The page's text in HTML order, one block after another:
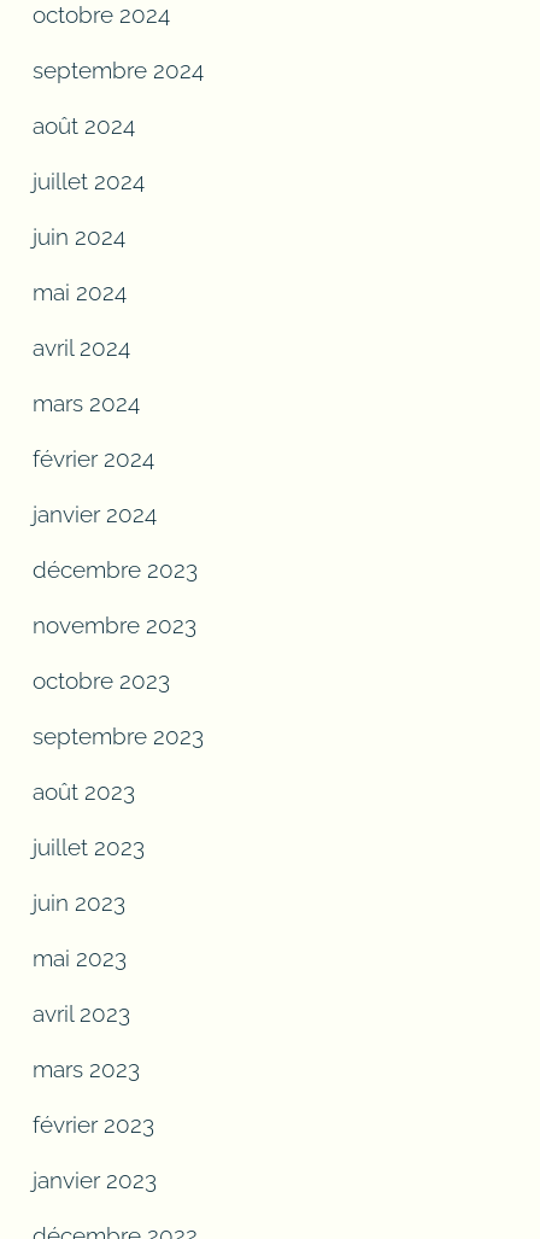
octobre 2024
septembre 2024
août 2024
juillet 2024
juin 2024
mai 2024
avril 2024
mars 2024
février 2024
janvier 2024
décembre 2023
novembre 2023
octobre 2023
septembre 2023
août 2023
juillet 2023
juin 2023
mai 2023
avril 2023
mars 2023
février 2023
janvier 2023